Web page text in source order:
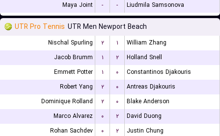
Maya Joint
- - Liudmila Samsonova
UTR Pro Tennis UTR Men Newport Beach
Nischal Spurling ۲ ۱
William Zhang
Jacob Brumm
۱ ۲
Holland Snell
Emmett Potter
۱ ۰
Constantinos Djakouris
Robert Yang
۲ ۰
Antreas Djakouris
Dominique Rolland
۲ ۰
Blake Anderson
Marco Alvarez
۰ ۲
David Duong
Rohan Sachdev
۰ ۲
Justin Chung